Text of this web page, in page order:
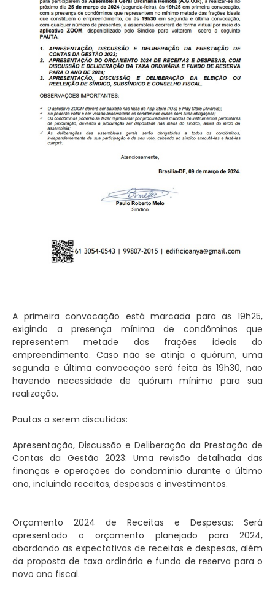
A primeira convocação está marcada para as 19h25,
exigindo a presença mínima de condôminos que
representem metade das frações ideais do
empreendimento. Caso não se atinja o quórum, uma
segunda e última convocação será feita às 19h30, não
havendo necessidade de quórum mínimo para sua
realização.
Pautas a serem discutidas:
Apresentação, Discussão e Deliberação da Prestação de
Contas da Gestão 2023: Uma revisão detalhada das
finanças e operações do condomínio durante o último
ano, incluindo receitas, despesas e investimentos.
Orçamento 2024 de Receitas e Despesas: Será
apresentado o orçamento planejado para 2024,
abordando as expectativas de receitas e despesas, além
da proposta de taxa ordinária e fundo de reserva para o
novo ano fiscal.